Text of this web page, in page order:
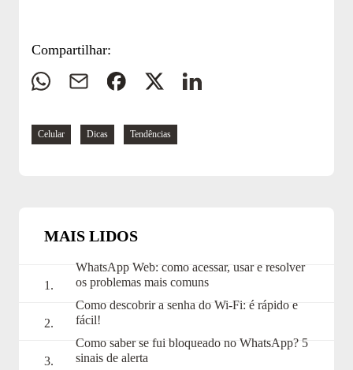
Compartilhar:
mail
Navegue
pelas
Celular Dicas Tendências
MAIS LIDOS
WhatsApp Web: como acessar, usar e resolver
os problemas mais comuns
Como descobrir a senha do Wi-Fi: é rápido e
fácil!
Como saber se fui bloqueado no WhatsApp? 5
sinais de alerta